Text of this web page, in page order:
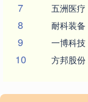
7 五洲医疗
8 耐科装备
9 一博科技
10 方邦股份